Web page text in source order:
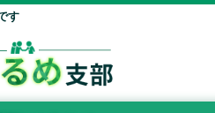
す